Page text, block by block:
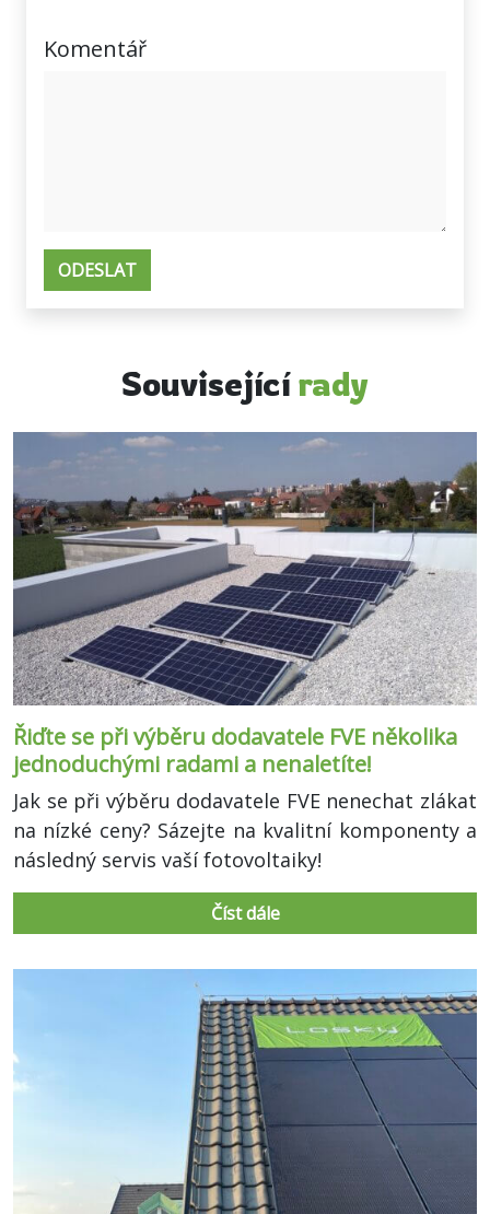
Komentář
Souvisejícírady
Řiďte se při výběru dodavatele FVE několika
jednoduchými radami a nenaletíte!
Jak se při výběru dodavatele FVE nenechat zlákat
na nízké ceny? Sázejte na kvalitní komponenty a
následný servis vaší fotovoltaiky!
Číst dále